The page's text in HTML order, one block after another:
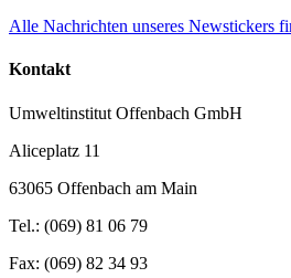
Alle Nachrichten unseres Newstickers
Kontakt
Umweltinstitut Offenbach GmbH
Aliceplatz 11
63065 Offenbach am Main
Tel.: (069) 81 06 79
Fax: (069) 82 34 93